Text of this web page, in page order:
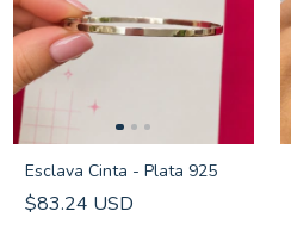
Esclava Cinta - Plata 925
$83.24 USD